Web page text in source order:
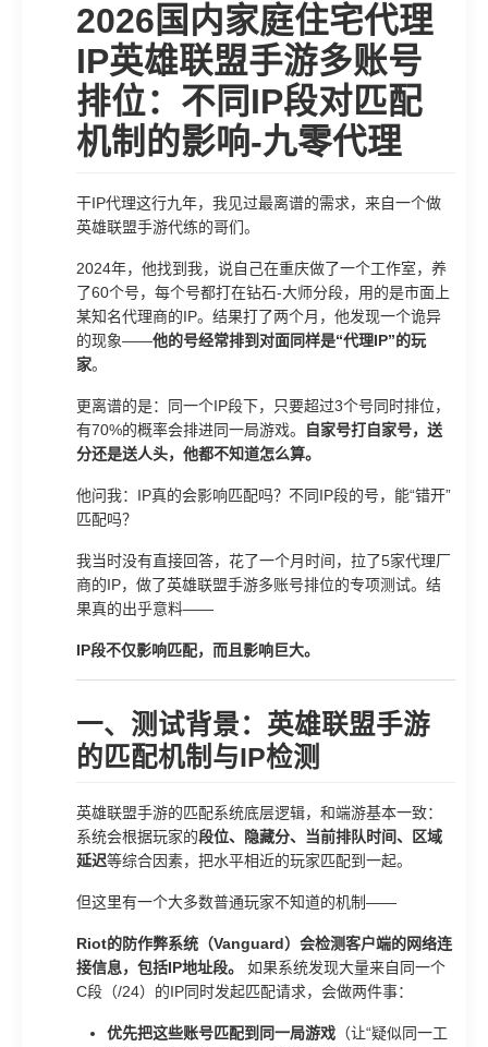
2026国内家庭住宅代理
IP英雄联盟手游多账号
排位：不同IP段对匹配
机制的影响-九零代理
干IP代理这行九年，我见过最离谱的需求，来自一个做
英雄联盟手游代练的哥们。
2024年，他找到我，说自己在重庆做了一个工作室，养
了60个号，每个号都打在钻石-大师分段，用的是市面上
某知名代理商的IP。结果打了两个月，他发现一个诡异
的现象——他的号经常排到对面同样是“代理IP”的玩
家。
更离谱的是：同一个IP段下，只要超过3个号同时排位，
有70%的概率会排进同一局游戏。
自家号打自家号，送
分还是送人头，他都不知道怎么算。
他问我：IP真的会影响匹配吗？不同IP段的号，能“错开”
匹配吗？
我当时没有直接回答，花了一个月时间，拉了5家代理厂
商的IP，做了英雄联盟手游多账号排位的专项测试。结
果真的出乎意料——
IP段不仅影响匹配，而且影响巨大。
一、测试背景：英雄联盟手游
的匹配机制与IP检测
英雄联盟手游的匹配系统底层逻辑，和端游基本一致：
系统会根据玩家的段位、隐藏分、当前排队时间、区域
延迟等综合因素，把水平相近的玩家匹配到一起。
但这里有一个大多数普通玩家不知道的机制——
Riot的防作弊系统（Vanguard）会检测客户端的网络连
接信息，包括IP地址段。
如果系统发现大量来自同一个
C段（/24）的IP同时发起匹配请求，会做两件事：
优先把这些账号匹配到同一局游戏 （让“疑似同一工